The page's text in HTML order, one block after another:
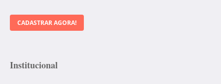
CADASTRAR AGORA!
Institucional